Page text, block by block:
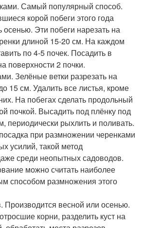
Самый популярный способ.
корой побеги этого года
осенью. Эти побеги нарезать на
длиной 15-20 см. На каждом
по 4-5 почек. Посадить в
поверхности 2 почки.
Зелёные ветки разрезать на
15 см. Удалить все листья, кроме
На побегах сделать продольный
почкой. Высадить под плёнку под
периодически рыхлить и поливать.
при размножении черенками
усилий, такой метод
среди неопытных садоводов.
можно считать наиболее
способом размножения этого
Производится весной или осенью.
корни, разделить куст на